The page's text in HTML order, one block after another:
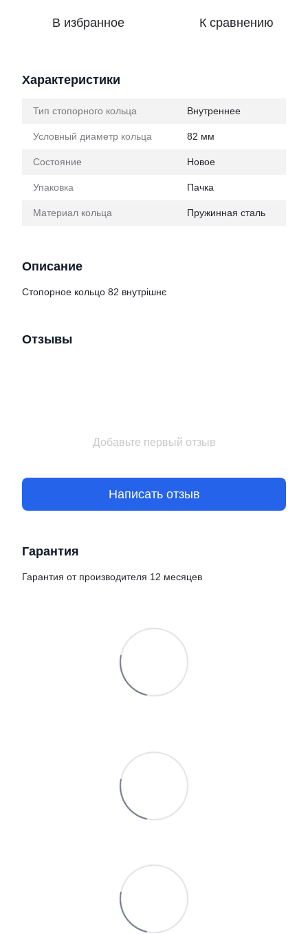
В избранное К сравнению
Характеристики
Тип стопорного кольца Внутреннее
Условный диаметр кольца 82 мм
Состояние Новое
Упаковка Пачка
Материал кольца Пружинная сталь
Описание
Стопорное кольцо 82 внутрішнє
Отзывы
Добавьте первый отзыв
Написать отзыв
Гарантия
Гарантия от производителя 12 месяцев